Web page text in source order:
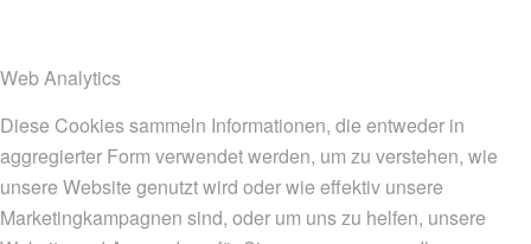
Web Analytics
Diese Cookies sammeln Informationen, die entweder in
aggregierter Form verwendet werden, um zu verstehen, wie
unsere Website genutzt wird oder wie effektiv unsere
Marketingkampagnen sind, oder um uns zu helfen, unsere